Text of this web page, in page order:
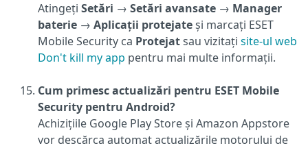
Atingeți Setări → Setări avansate → Manager
baterie → Aplicații protejateși marcați ESET
Mobile Security ca Protejatsau vizitați site-ul web
Don't kill my app pentru mai multe informații.
Cum primesc actualizări pentru ESET Mobile
Security pentru Android?
Achizițiile Google Play Store și Amazon Appstore
vor descărca automat actualizările motorului de